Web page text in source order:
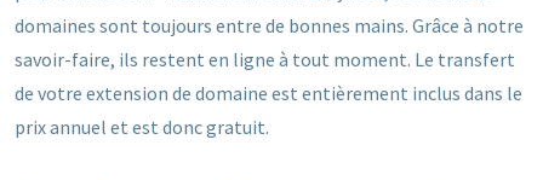
domaines sont toujours entre de bonnes mains. Grâce à notre
savoir-faire, ils restent en ligne à tout moment. Le transfert
de votre extension de domaine est entièrement inclus dans le
prix annuel et est donc gratuit.